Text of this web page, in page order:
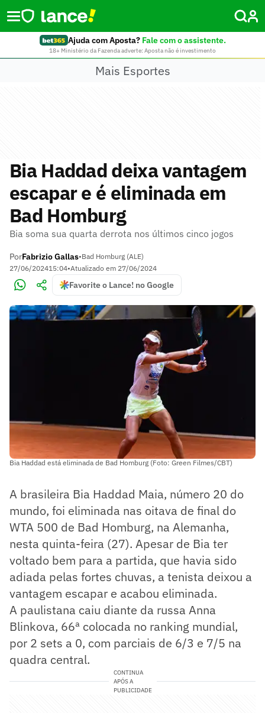
Ajuda com Aposta? Fale com o assistente.
18+ Ministério da Fazenda adverte: Aposta não é investimento
Mais Esportes
Bia Haddad deixa vantagem
escapar e é eliminada em
Bad Homburg
Bia soma sua quarta derrota nos últimos cinco jogos
PorFabrizio Gallas•Bad Homburg (ALE)
27/06/202415:04•Atualizado em 27/06/2024
Favorite o Lance! no Google
Bia Haddad está eliminada de Bad Homburg (Foto: Green Filmes/CBT)
A brasileira Bia Haddad Maia, número 20 do
mundo, foi eliminada nas oitava de final do
WTA 500 de Bad Homburg, na Alemanha,
nesta quinta-feira (27). Apesar de Bia ter
voltado bem para a partida, que havia sido
adiada pelas fortes chuvas, a tenista deixou a
vantagem escapar e acabou eliminada.
A paulistana caiu diante da russa Anna
Blinkova, 66ª colocada no ranking mundial,
por 2 sets a 0, com parciais de 6/3 e 7/5 na
quadra central.
CONTINUA
APÓS A
PUBLICIDADE